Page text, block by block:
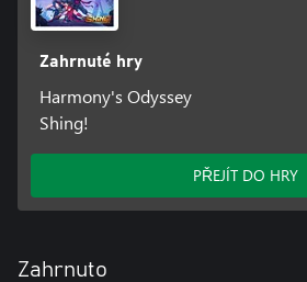
Zahrnuté hry
Harmony's Odyssey
Shing!
PŘEJÍT DO HRY
Zahrnuto